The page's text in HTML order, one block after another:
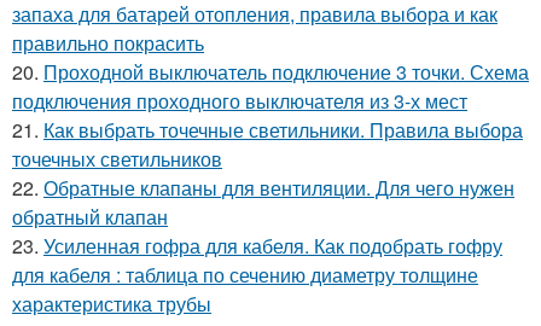
запаха для батарей отопления, правила выбора и как
правильно покрасить
20. Проходной выключатель подключение 3 точки. Схема
подключения проходного выключателя из 3-х мест
21. Как выбрать точечные светильники. Правила выбора
точечных светильников
22. Обратные клапаны для вентиляции. Для чего нужен
обратный клапан
23. Усиленная гофра для кабеля. Как подобрать гофру
для кабеля : таблица по сечению диаметру толщине
характеристика трубы